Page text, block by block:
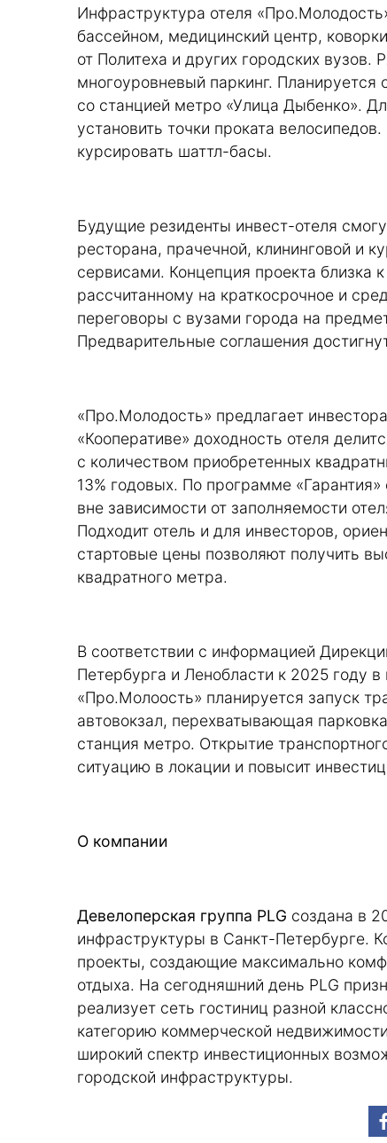
Инфраструктура отеля
бассейном, медицинский центр,
от Политеха и других городских
многоуровневый паркинг. Планируется
со станцией метро «Улица Дыбенко».
установить точки проката
курсировать шаттл-басы.
Будущие резиденты инвест-отеля
ресторана, прачечной, клининговой и
сервисами. Концепция проекта близка
рассчитанному на краткосрочное и
переговоры с вузами города на
Предварительные соглашения
«Про.Молодость» предлагает
«Кооперативе» доходность отеля
с количеством приобретенных
13% годовых. По программе
вне зависимости от заполняемости
Подходит отель и для инвесторов,
стартовые цены позволяют получить
квадратного метра.
В соответствии с информацией
Петербурга и Ленобласти к 2025 году
«Про.Молоость» планируется запуск
автовокзал, перехватывающая
станция метро. Открытие
ситуацию в локации и повысит
О компании
Девелоперская группа PLG создана в
инфраструктуры в Санкт-Петербурге.
проекты, создающие максимально
отдыха. На сегодняшний день PLG
реализует сеть гостиниц разной
категорию коммерческой
широкий спектр инвестиционных
городской инфраструктуры.